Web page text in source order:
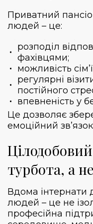
Приватний
людей – це:
розподіл
фахівцями;
можливість
регулярні
постійного
впевненість у
Це дозволяє
емоційний
турбота, а
Вдома інтернати
людей – це не
професійна